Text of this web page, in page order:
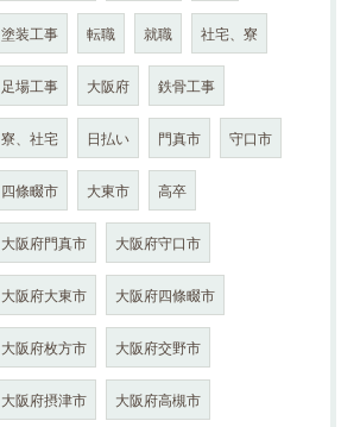
塗装工事 転職 就職 社宅、寮
足場工事 大阪府 鉄骨工事
寮、社宅 日払い 門真市 守口市
四條畷市 大東市 高卒
大阪府門真市 大阪府守口市
大阪府大東市 大阪府四條畷市
大阪府枚方市 大阪府交野市
大阪府摂津市 大阪府高槻市